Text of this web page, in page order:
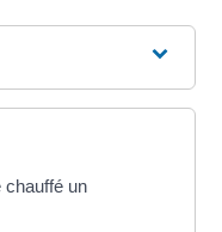
chauffé un